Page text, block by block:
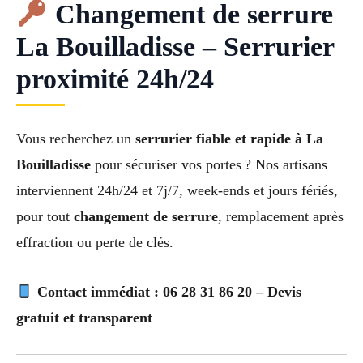
Changement de serrure
La Bouilladisse – Serrurier
proximité 24h/24
Vous recherchez un serrurier fiable et rapide à La
Bouilladisse pour sécuriser vos portes ? Nos artisans
interviennent 24h/24 et 7j/7, week-ends et jours fériés,
pour tout changement de serrure, remplacement après
effraction ou perte de clés.
Contact immédiat : 06 28 31 86 20 – Devis
gratuit et transparent